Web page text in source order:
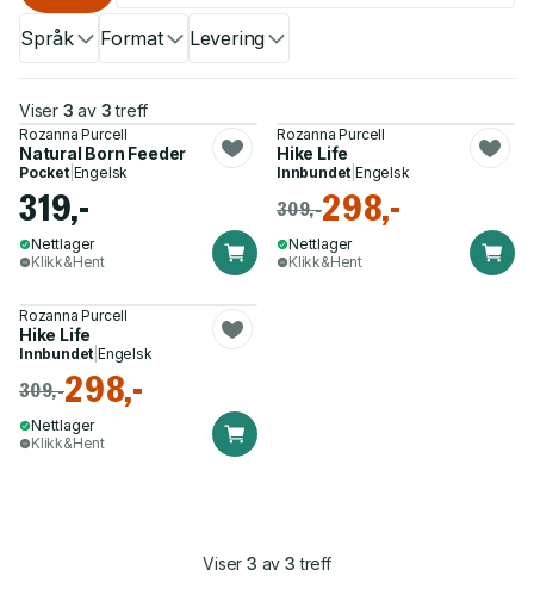
Språk Format Levering
Viser 3 av 3 treff
Rozanna Purcell
Natural Born Feeder
Pocket| Engelsk
319,-
Nettlager
Klikk&Hent
Rozanna Purcell
Hike Life
Innbundet |Engelsk
309,-298,-
Nettlager
Klikk&Hent
Rozanna Purcell
Hike Life
Innbundet |Engelsk
309,-298,-
Nettlager
Klikk&Hent
Viser3 av 3 treff